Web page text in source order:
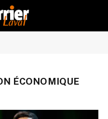
ÉCONOMIQUE